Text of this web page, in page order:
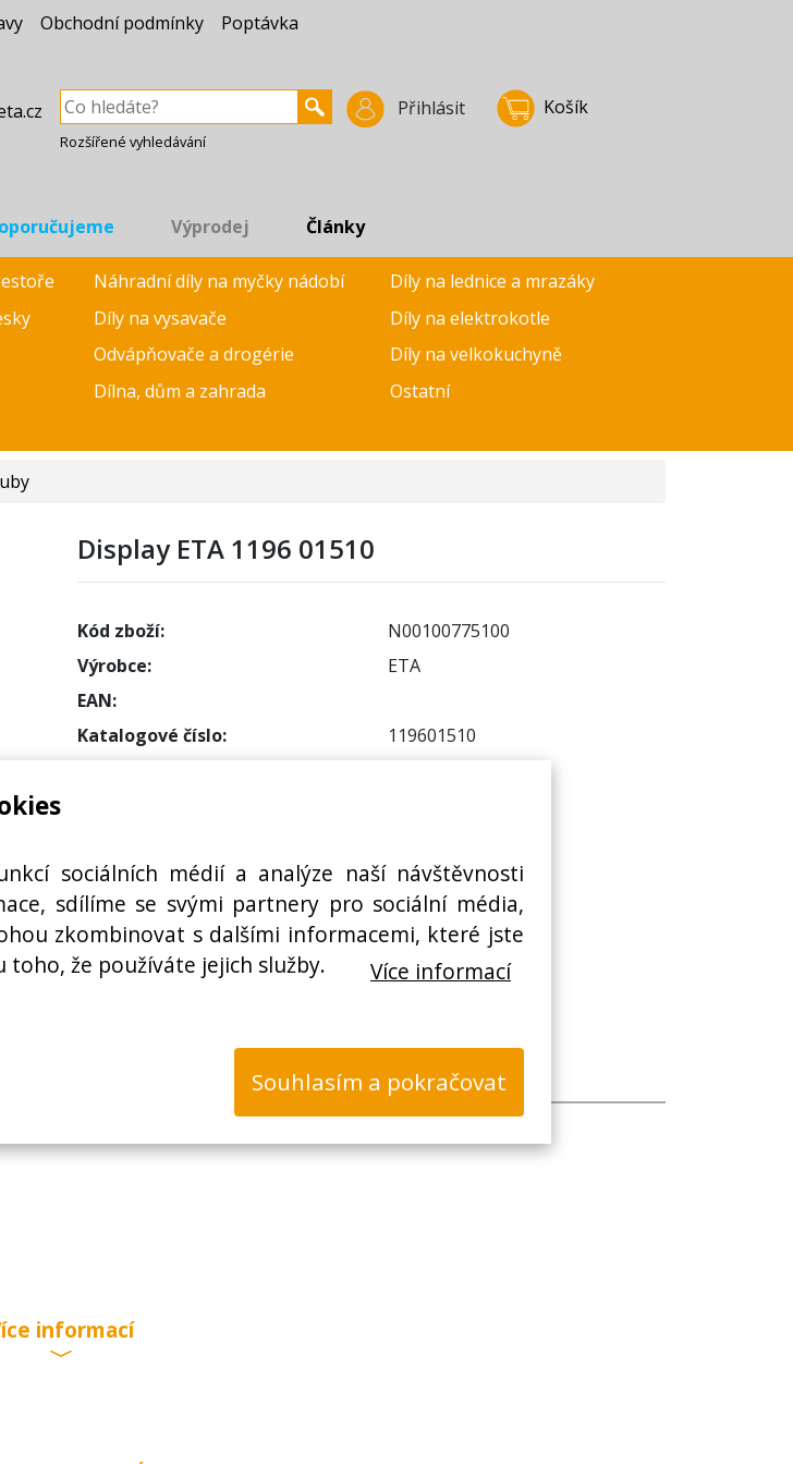
sociálních médií a analýze naší návštěvnosti
sdílíme se svými partnery pro sociální média,
zkombinovat s dalšími informacemi, které jste
že používáte jejich služby.
Více informací
Souhlasím a pokračovat
Obchodní podmínky Poptávka
Přihlásit Košík
Rozšířené vyhledávání
Výprodej Články
Náhradní díly na myčky nádobí
Díly na lednice a mrazáky
Díly na vysavače
Díly na elektrokotle
Odvápňovače a drogérie
Díly na velkokuchyně
Dílna, dům a zahrada
Ostatní
Display ETA 1196 01510
Kód zboží:
N00100775100
Výrobce:
ETA
EAN:
Katalogové číslo:
119601510
informací